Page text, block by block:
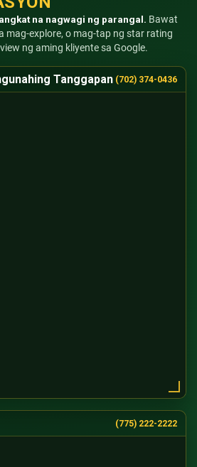
na nagwagi ng parangal. Bawat
mag-explore, o mag-tap ng star rating
ng aming kliyente sa Google.
Tanggapan (702) 374-0436
(775) 222-2222